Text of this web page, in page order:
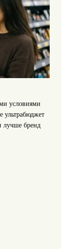
условиями
ультрабюджет
лучше бренд